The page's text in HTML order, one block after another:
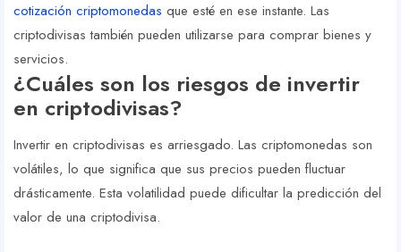
cotización criptomonedas que esté en ese instante. Las
criptodivisas también pueden utilizarse para comprar bienes y
servicios.
¿Cuáles son los riesgos de invertir
en criptodivisas?
Invertir en criptodivisas es arriesgado. Las criptomonedas son
volátiles, lo que significa que sus precios pueden fluctuar
drásticamente. Esta volatilidad puede dificultar la predicción del
valor de una criptodivisa.